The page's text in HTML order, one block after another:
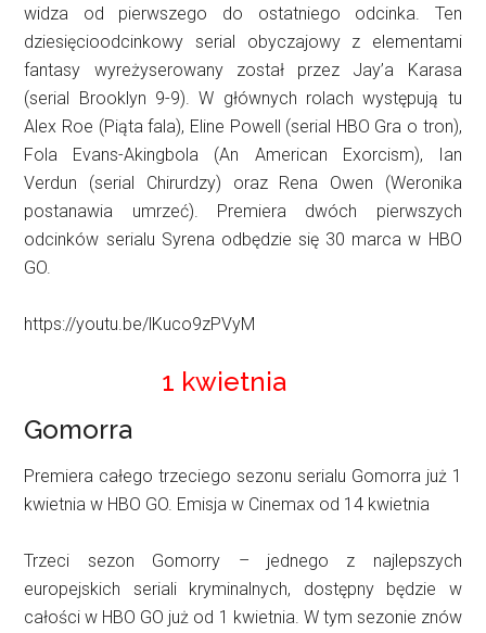
widza od pierwszego do ostatniego odcinka. Ten
dziesięcioodcinkowy serial obyczajowy z elementami
fantasy wyreżyserowany został przez Jay’a Karasa
(serial Brooklyn 9-9). W głównych rolach występują tu
Alex Roe (Piąta fala), Eline Powell (serial HBO Gra o tron),
Fola Evans-Akingbola (An American Exorcism), Ian
Verdun (serial Chirurdzy) oraz Rena Owen (Weronika
postanawia umrzeć). Premiera dwóch pierwszych
odcinków serialu Syrena odbędzie się 30 marca w HBO
GO.
https://youtu.be/lKuco9zPVyM
1 kwietnia
Gomorra
Premiera całego trzeciego sezonu serialu Gomorra już 1
kwietnia w HBO GO. Emisja w Cinemax od 14 kwietnia
Trzeci sezon Gomorry – jednego z najlepszych
europejskich seriali kryminalnych, dostępny będzie w
całości w HBO GO już od 1 kwietnia. W tym sezonie znów